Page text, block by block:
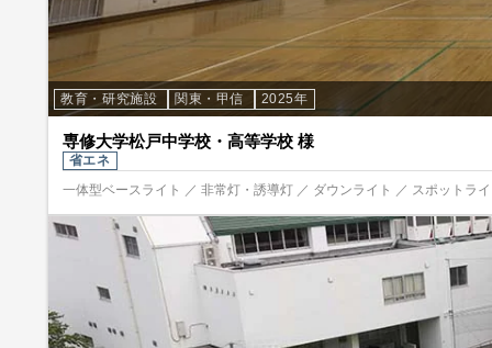
教育・研究施設 関東・甲信 2025年
専修大学松戸中学校・高等学校 様
省エネ
一体型ベースライト ／ 非常灯・誘導灯 ／ ダウンライト ／ スポットラ